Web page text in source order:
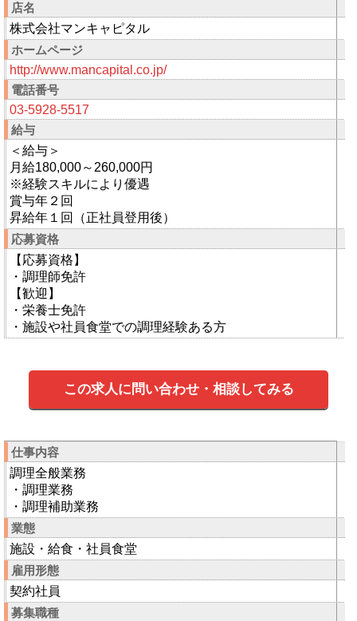
店名
株式会社マンキャピタル
ホームページ
http://www.mancapital.co.jp/
電話番号
03-5928-5517
給与
＜給与＞
月給180,000～260,000円
※経験スキルにより優遇
賞与年２回
昇給年１回（正社員登用後）
応募資格
【応募資格】
・調理師免許
【歓迎】
・栄養士免許
・施設や社員食堂での調理経験ある方
この求人に問い合わせ・相談してみる
仕事内容
調理全般業務
・調理業務
・調理補助業務
業態
施設・給食・社員食堂
雇用形態
契約社員
募集職種